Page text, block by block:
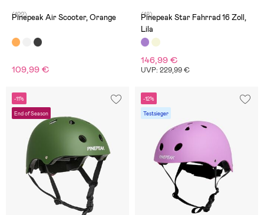
(122)
Pinepeak Air Scooter, Orange
109,99 €
(18)
Pinepeak Star Fahrrad 16 Zoll,
Lila
146,99 €
UVP: 229,99 €
-11%
End of Season
-12%
Testsieger